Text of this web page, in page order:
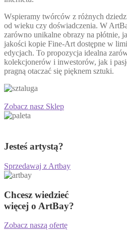
Wspieramy twórców z różnych
od wieku czy doświadczenia. W
zarówno unikalne obrazy na płótnie,
jakości kopie Fine-Art dostępne w
edycjach. To propozycja idealna
kolekcjonerów i inwestorów, jak i
pragną otaczać się pięknem sztuki.
Zobacz nasz Sklep
Jesteś artystą?
Sprzedawaj z Artbay
Chcesz wiedzieć
więcej o ArtBay?
Zobacz naszą ofertę